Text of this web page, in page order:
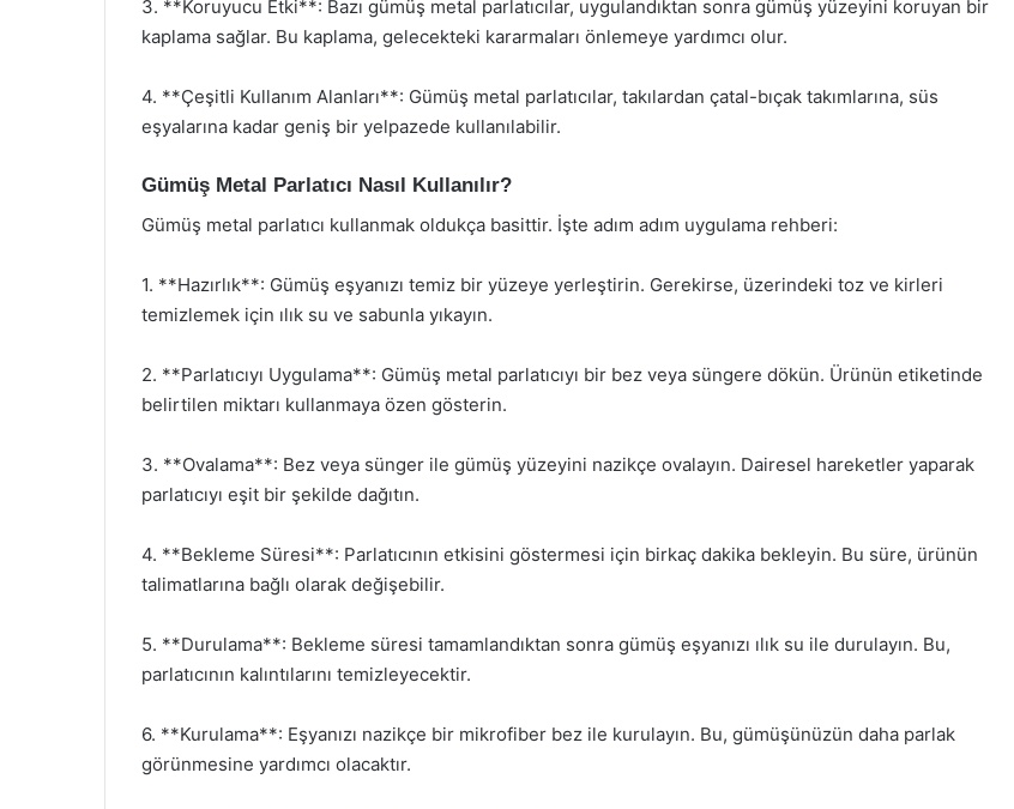
3. **Koruyucu Etki**: Bazı gümüş metal parlatıcılar, uygulandıktan sonra gümüş yüzeyini koruyan bir
kaplama sağlar. Bu kaplama, gelecekteki kararmaları önlemeye yardımcı olur.
4. **Çeşitli Kullanım Alanları**: Gümüş metal parlatıcılar, takılardan çatal-bıçak takımlarına, süs
eşyalarına kadar geniş bir yelpazede kullanılabilir.
Gümüş Metal Parlatıcı Nasıl Kullanılır?
Gümüş metal parlatıcı kullanmak oldukça basittir. İşte adım adım uygulama rehberi:
1. **Hazırlık**: Gümüş eşyanızı temiz bir yüzeye yerleştirin. Gerekirse, üzerindeki toz ve kirleri
temizlemek için ılık su ve sabunla yıkayın.
2. **Parlatıcıyı Uygulama**: Gümüş metal parlatıcıyı bir bez veya süngere dökün. Ürünün etiketinde
belirtilen miktarı kullanmaya özen gösterin.
3. **Ovalama**: Bez veya sünger ile gümüş yüzeyini nazikçe ovalayın. Dairesel hareketler yaparak
parlatıcıyı eşit bir şekilde dağıtın.
4. **Bekleme Süresi**: Parlatıcının etkisini göstermesi için birkaç dakika bekleyin. Bu süre, ürünün
talimatlarına bağlı olarak değişebilir.
5. **Durulama**: Bekleme süresi tamamlandıktan sonra gümüş eşyanızı ılık su ile durulayın. Bu,
parlatıcının kalıntılarını temizleyecektir.
6. **Kurulama**: Eşyanızı nazikçe bir mikrofiber bez ile kurulayın. Bu, gümüşünüzün daha parlak
görünmesine yardımcı olacaktır.